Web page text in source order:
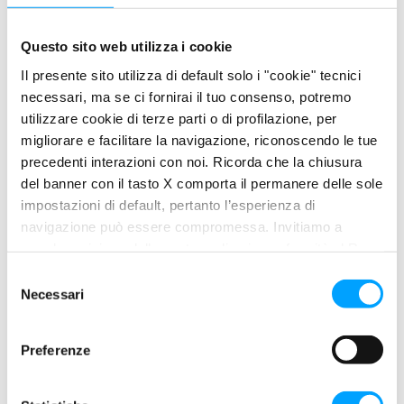
Questo sito web utilizza i cookie
Il presente sito utilizza di default solo i "cookie" tecnici
necessari, ma se ci fornirai il tuo consenso, potremo
utilizzare cookie di terze parti o di profilazione, per
migliorare e facilitare la navigazione, riconoscendo le tue
precedenti interazioni con noi. Ricorda che la chiusura
del banner con il tasto X comporta il permanere delle sole
impostazioni di default, pertanto l’esperienza di
navigazione può essere compromessa. Invitiamo a
Privacy Policy.
Necessari
Preferenze
Grand Prix Truck
• Sabato 17 e domenica 18 maggio il Misano World Circuit
ospita Grand Prix Truck, l’evento che unisce l’adrenalina
Read More